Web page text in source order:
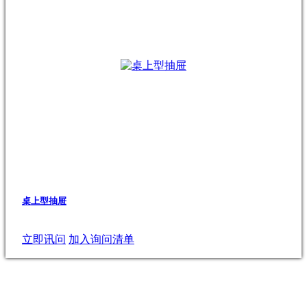
桌上型抽屉
立即讯问 加入询问清单